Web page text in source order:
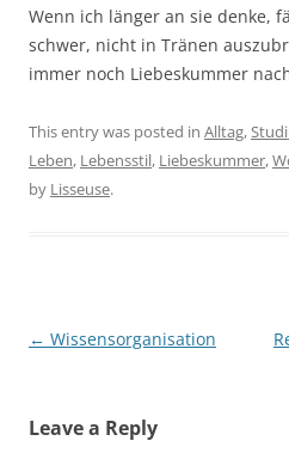
Wenn ich länger an sie denke,
schwer, nicht in Tränen
immer noch Liebeskummer
This entry was posted in Alltag,
Leben, Lebensstil, Liebeskummer,
by Lisseuse.
Post
← Wissensorganisation
Leave a Reply